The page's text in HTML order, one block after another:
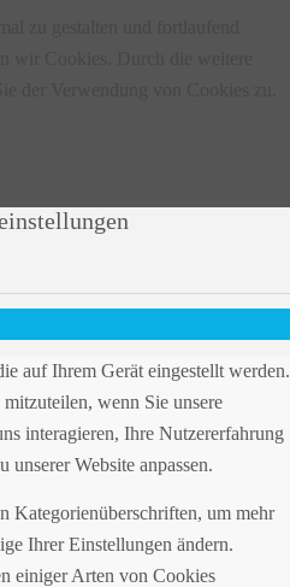
auf Ihrem Gerät eingestellt werden.
wenn Sie unsere
interagieren, Ihre Nutzererfahrung
unserer Website anpassen.
Kategorienüberschriften, um mehr
Ihrer Einstellungen ändern.
einiger Arten von Cookies